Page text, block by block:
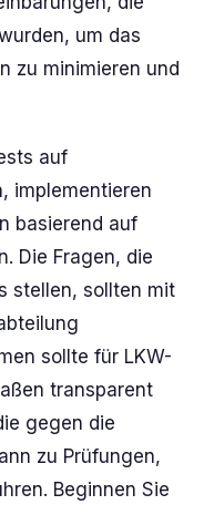
um das
zu minimieren und
auf
implementieren
basierend auf
Die Fragen, die
stellen, sollten mit
sollte für LKW-
transparent
gegen die
zu Prüfungen,
Beginnen Sie